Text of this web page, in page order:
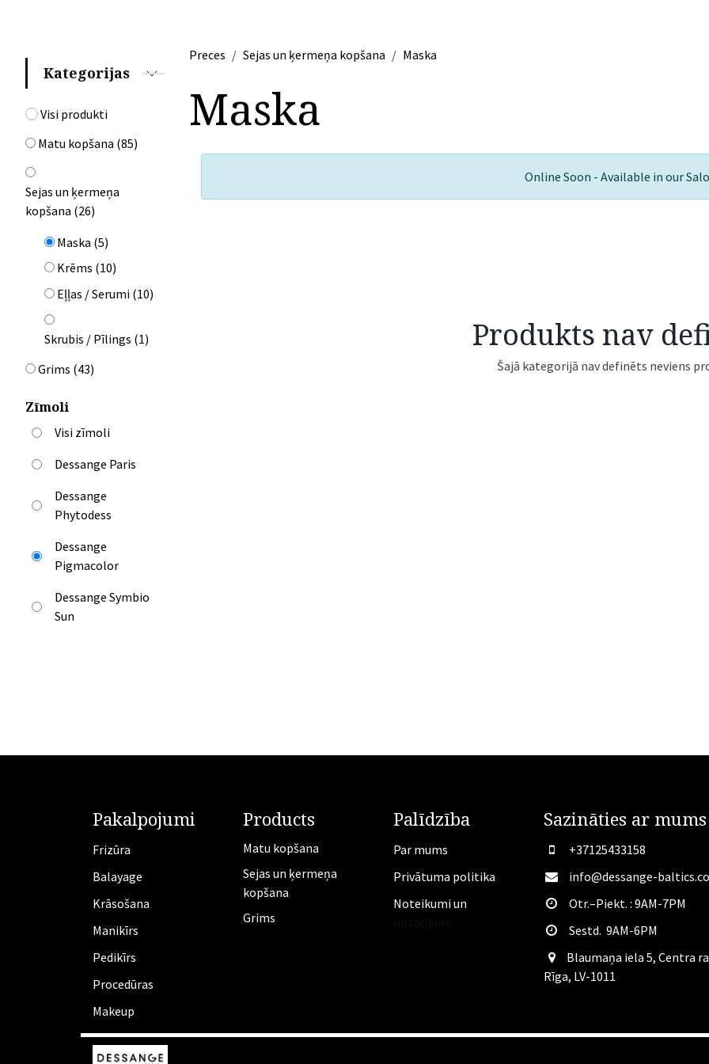
Kategorijas
Visi produkti
Matu kopšana (85)
Sejas un ķermeņa
kopšana (26)
Maska (5)
Krēms (10)
Eļļas / Serumi (10)
Skrubis / Pīlings (1)
Grims (43)
Zīmoli
Visi zīmoli
Dessange Paris
Dessange
Phytodess
Dessange
Pigmacolor
Dessange Symbio
Sun
Preces Sejas un ķermeņa kopšana Maska
Maska
Online Soon - Available in our
Produkts nav
Šajā kategorijā nav definēts neviens
Pakalpojumi
Frizūra
​Balayage
Krāsošana
Manikīrs
​Pedikīrs
Procedūras
Makeup
Products
Matu kopšana
Sejas un ķermeņa
kopšana
Grims
Palīdzība
Par mums
Privātuma politika
Noteikumi un
Sazināties ar mums
+37125433158
info@dessange-
Otr.–Piekt. : 9AM-7PM
Sestd. 9AM-6PM
​Blaumaņa iela 5, Centra
Rīga, LV-1011